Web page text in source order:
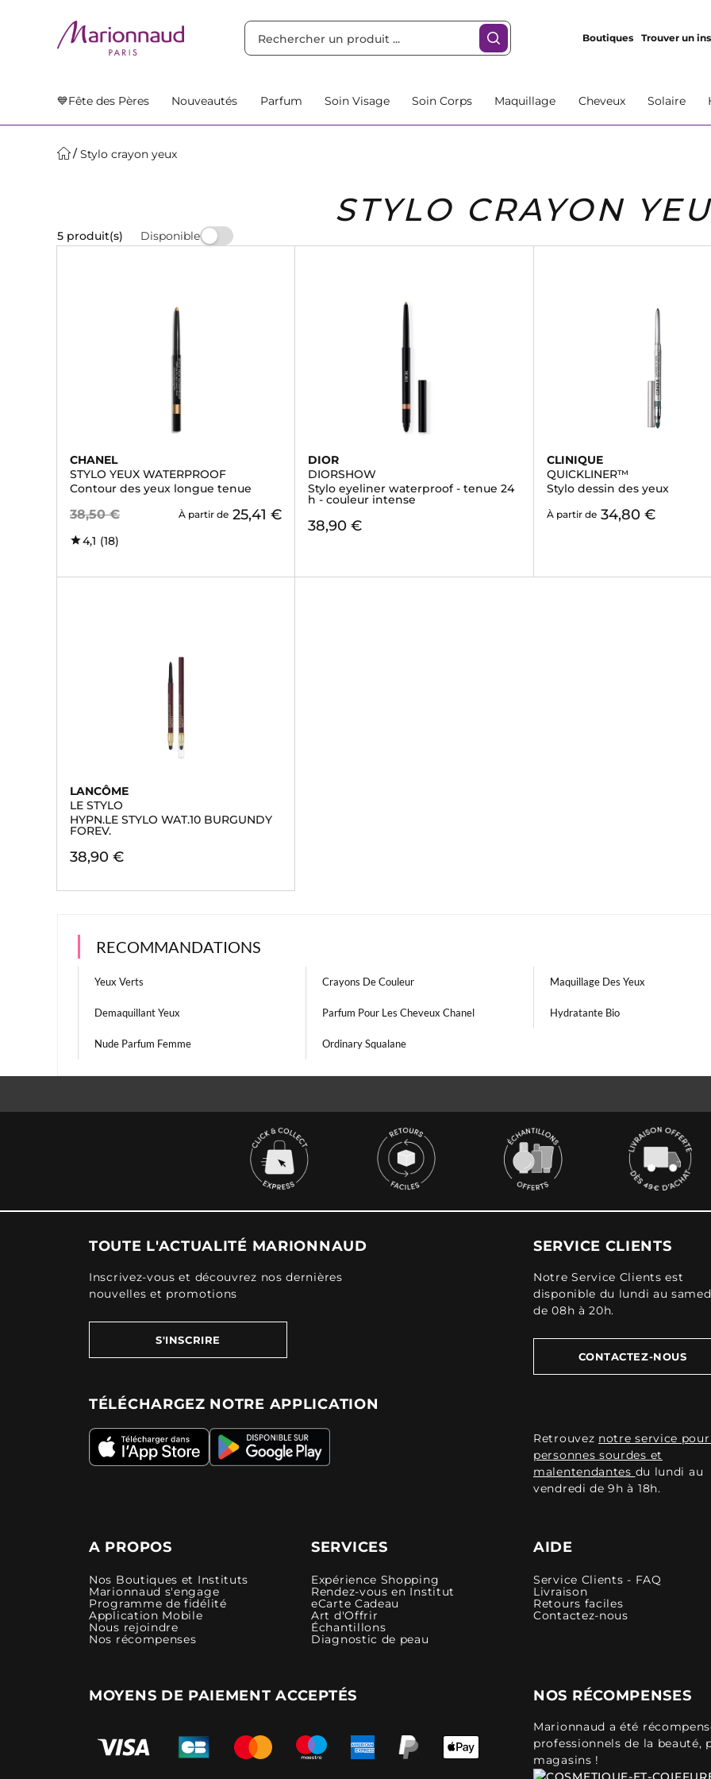
Boutiques Trouver un
💙Fête des Pères Nouveautés Parfum Soin Visage Soin Corps Maquillage Cheveux Solaire
Stylo crayon yeux
STYLO CRAYON
5 produit(s) Disponible
CHANEL
STYLO YEUX WATERPROOF
Contour des yeux longue tenue
38,50 € À partir de 25,41 €
4,1 (18)
DIOR
DIORSHOW
Stylo eyeliner waterproof - tenue 24
h - couleur intense
38,90 €
CLINIQUE
QUICKLINER™
Stylo dessin des yeux
À partir de 34,80 €
LANCÔME
LE STYLO
HYPN.LE STYLO WAT.10 BURGUNDY
FOREV.
38,90 €
RECOMMANDATIONS
Yeux Verts Crayons De Couleur Maquillage Des Yeux
Demaquillant Yeux Parfum Pour Les Cheveux Chanel Hydratante Bio
Nude Parfum Femme Ordinary Squalane
TOUTE L'ACTUALITÉ MARIONNAUD
Inscrivez-vous et découvrez nos dernières
nouvelles et promotions
S'INSCRIRE
TÉLÉCHARGEZ NOTRE APPLICATION
SERVICE CLIENTS
Notre Service Clients est
disponible du lundi au
de 08h à 20h.
CONTACTEZ-NOUS
Retrouvez notre service
personnes sourdes et
malentendantes du lundi au
vendredi de 9h à 18h.
A PROPOS
Nos Boutiques et Instituts
Marionnaud s'engage
Programme de fidélité
Application Mobile
Nous rejoindre
Nos récompenses
SERVICES
Expérience Shopping
Rendez-vous en Institut
eCarte Cadeau
Art d'Offrir
Échantillons
Diagnostic de peau
AIDE
Service Clients - FAQ
Livraison
Retours faciles
Contactez-nous
MOYENS DE PAIEMENT ACCEPTÉS NOS RÉCOMPENSES
Marionnaud a été
professionnels de la beauté,
magasins !